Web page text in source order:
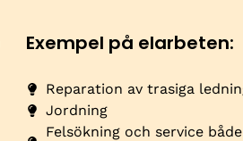
Exempel på elarbeten:
Reparation av trasiga
Jordning
Felsökning och service